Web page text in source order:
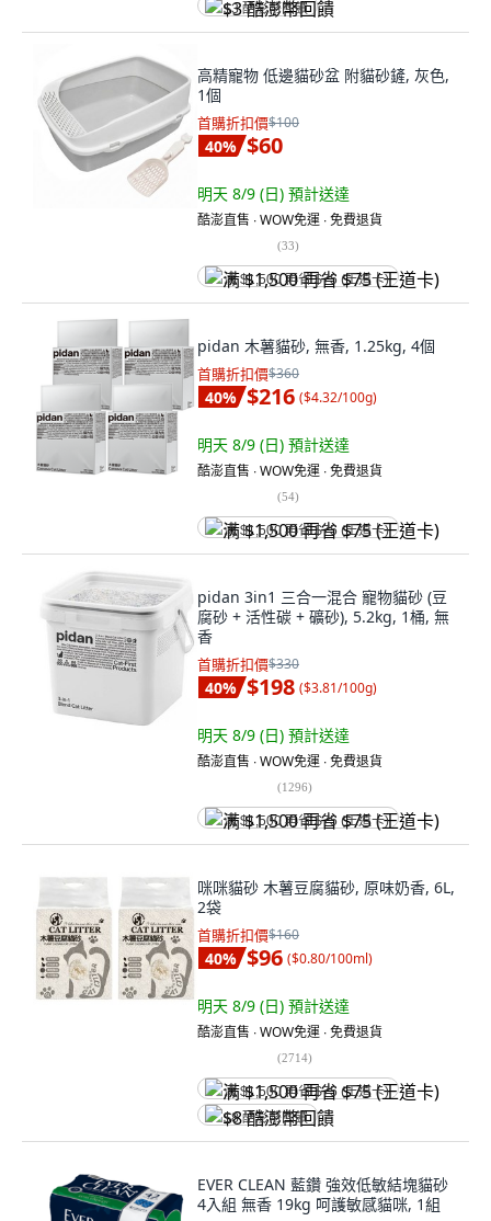
$3 酷澎幣回饋
高精寵物 低邊貓砂盆 附貓砂鏟, 灰色,
1個
首購折扣價$100
40% $60
明天 8/9 (日) 預計送達
酷澎直售 ∙ WOW免運 ∙ 免費退貨
(33)
满 $1,500 再省 $75 (王道卡)
pidan 木薯貓砂, 無香, 1.25kg, 4個
首購折扣價$360
40% $216 ($4.32/100g)
明天 8/9 (日) 預計送達
酷澎直售 ∙ WOW免運 ∙ 免費退貨
(54)
满 $1,500 再省 $75 (王道卡)
pidan 3in1 三合一混合 寵物貓砂 (豆
腐砂 + 活性碳 + 礦砂), 5.2kg, 1桶, 無
香
首購折扣價$330
40% $198 ($3.81/100g)
明天 8/9 (日) 預計送達
酷澎直售 ∙ WOW免運 ∙ 免費退貨
(1296)
满 $1,500 再省 $75 (王道卡)
咪咪貓砂 木薯豆腐貓砂, 原味奶香, 6L,
2袋
首購折扣價$160
40% $96 ($0.80/100ml)
明天 8/9 (日) 預計送達
酷澎直售 ∙ WOW免運 ∙ 免費退貨
(2714)
满 $1,500 再省 $75 (王道卡)
$8 酷澎幣回饋
EVER CLEAN 藍鑽 強效低敏結塊貓砂
4入組 無香 19kg 呵護敏感貓咪, 1組